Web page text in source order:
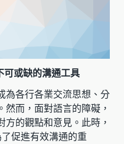
或缺的溝通工具
為各行各業交流思想、分
而，面對語言的障礙，
的觀點和意見。此時，
促進有效溝通的重